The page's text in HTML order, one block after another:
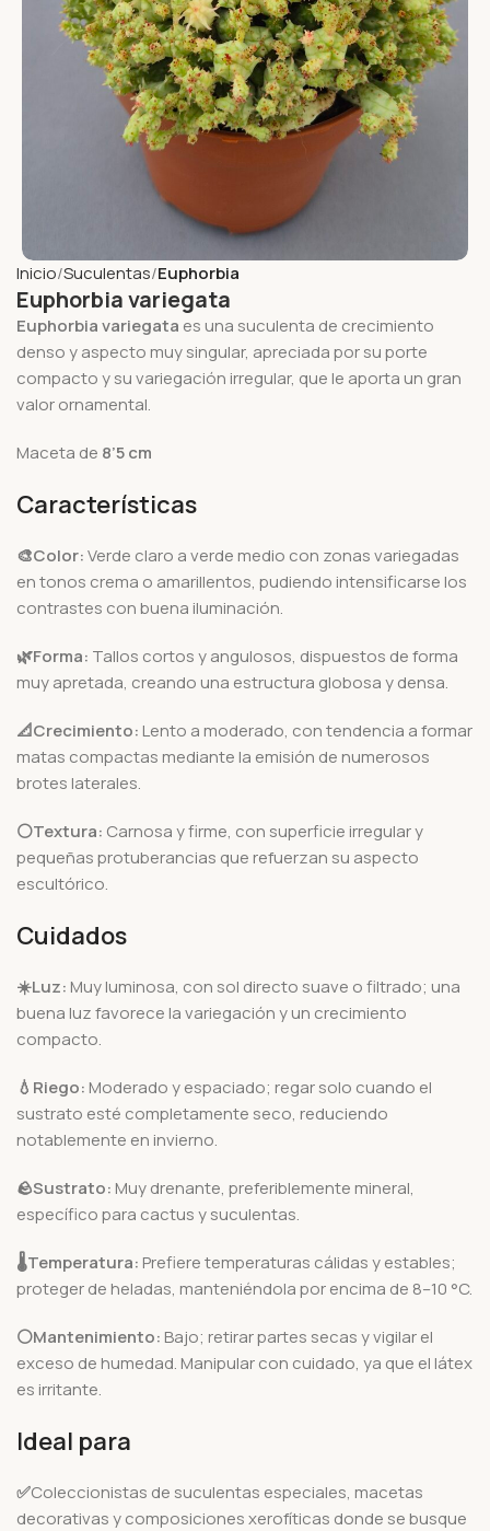
Inicio Suculentas Euphorbia
Euphorbia variegata
Euphorbia variegata es una suculenta de crecimiento
denso y aspecto muy singular, apreciada por su porte
compacto y su variegación irregular, que le aporta un gran
valor ornamental.
Maceta de 8’5 cm
Características
🎨Color:Verde claro a verde medio con zonas variegadas
en tonos crema o amarillentos, pudiendo intensificarse los
contrastes con buena iluminación.
🌿Forma: Tallos cortos y angulosos, dispuestos de forma
muy apretada, creando una estructura globosa y densa.
📐Crecimiento: Lento a moderado, con tendencia a formar
matas compactas mediante la emisión de numerosos
brotes laterales.
⚪Textura: Carnosa y firme, con superficie irregular y
pequeñas protuberancias que refuerzan su aspecto
escultórico.
Cuidados
☀️Luz: Muy luminosa, con sol directo suave o filtrado; una
buena luz favorece la variegación y un crecimiento
compacto.
💧Riego: Moderado y espaciado; regar solo cuando el
sustrato esté completamente seco, reduciendo
notablemente en invierno.
🪨Sustrato: Muy drenante, preferiblemente mineral,
específico para cactus y suculentas.
🌡️Temperatura: Prefiere temperaturas cálidas y estables;
proteger de heladas, manteniéndola por encima de 8–10 °C.
⚪Mantenimiento: Bajo; retirar partes secas y vigilar el
exceso de humedad. Manipular con cuidado, ya que el látex
es irritante.
Ideal para
✅Coleccionistas de suculentas especiales, macetas
decorativas y composiciones xerofíticas donde se busque